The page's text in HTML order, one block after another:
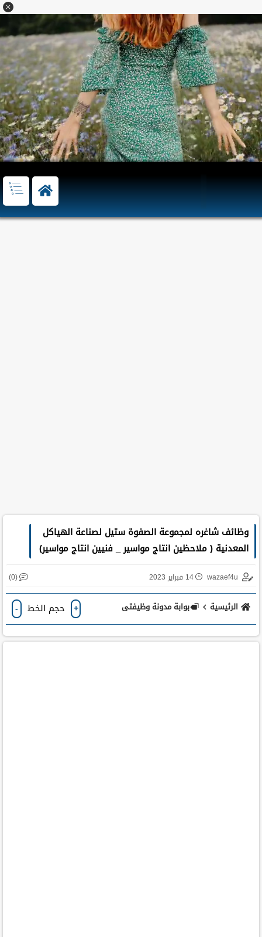
وظائف شاغره لمجموعة الصفوة ستيل لصناعة الهياكل
المعدنية ( ملاحظين انتاج مواسير _ فنيين انتاج مواسير)
wazaef4u 14 فبراير 2023 (0)
الرئيسية بوابة مدونة وظيفتى + حجم الخط -